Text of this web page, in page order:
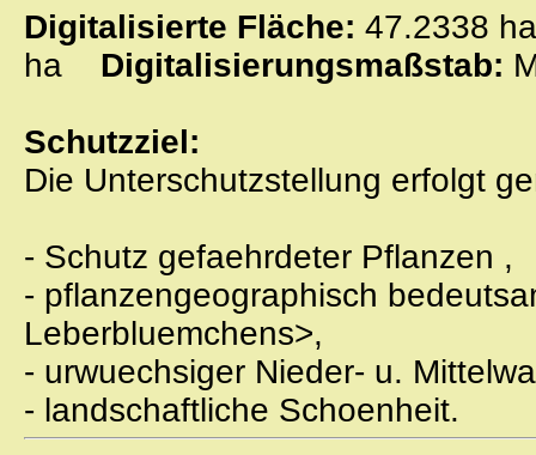
Digitalisierte Fläche: 47.2338
ha Digitalisierungsmaßstab:
Schutzziel:
Die Unterschutzstellung erfolgt
- Schutz gefaehrdeter Pflanzen ,
- pflanzengeographisch
Leberbluemchens>,
- urwuechsiger Nieder- u.
- landschaftliche Schoenheit.